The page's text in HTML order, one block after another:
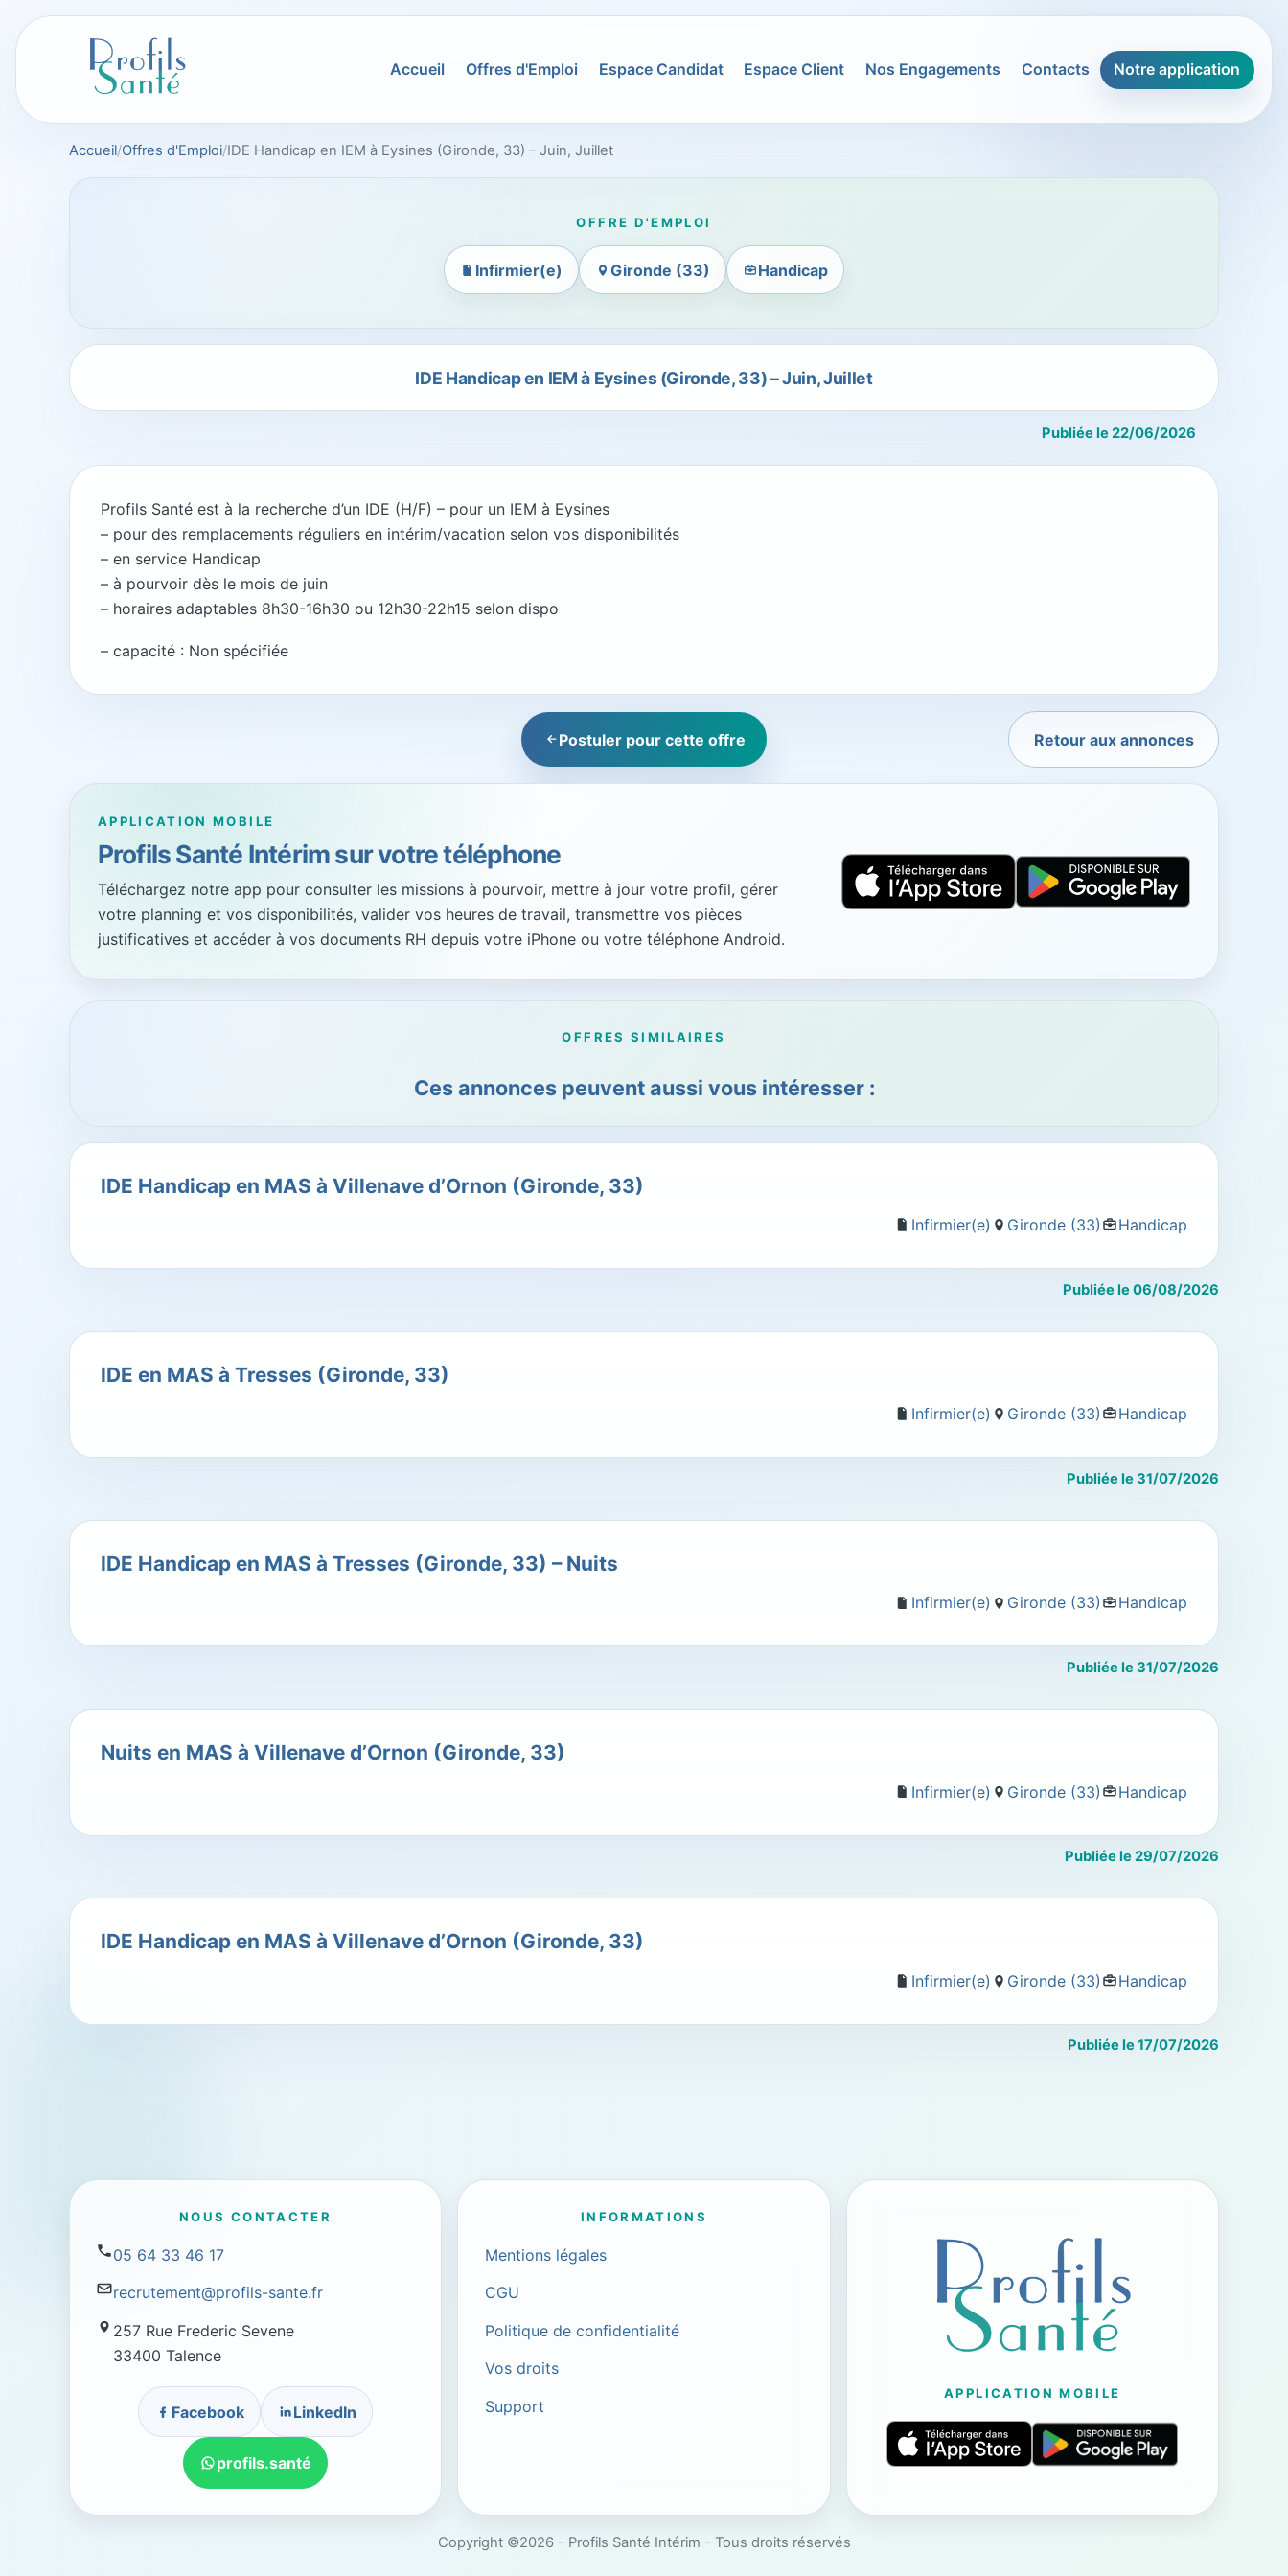
Accueil Offres d'Emploi Espace Candidat Espace Client Nos Engagements Contacts Notre application
Accueil Offres d'Emploi IDE Handicap en IEM à Eysines (Gironde, 33) – Juin, Juillet
OFFRE D'EMPLOI
Infirmier(e) Gironde (33) Handicap
IDE Handicap en IEM à Eysines (Gironde, 33) – Juin, Juillet
Publiée le 22/06/2026
Profils Santé est à la recherche d’un IDE (H/F) – pour un IEM à Eysines
– pour des remplacements réguliers en intérim/vacation selon vos disponibilités
– en service Handicap
– à pourvoir dès le mois de juin
– horaires adaptables 8h30-16h30 ou 12h30-22h15 selon dispo
– capacité : Non spécifiée
Postuler pour cette offre Retour aux annonces
APPLICATION MOBILE
Profils Santé Intérim sur votre téléphone
Téléchargez notre app pour consulter les missions à pourvoir, mettre à jour votre profil, gérer
votre planning et vos disponibilités, valider vos heures de travail, transmettre vos pièces
justificatives et accéder à vos documents RH depuis votre iPhone ou votre téléphone Android.
OFFRES SIMILAIRES
Ces annonces peuvent aussi vous intéresser :
IDE Handicap en MAS à Villenave d’Ornon (Gironde, 33)
Infirmier(e) Gironde (33) Handicap
Publiée le 06/08/2026
IDE en MAS à Tresses (Gironde, 33)
Infirmier(e) Gironde (33) Handicap
Publiée le 31/07/2026
IDE Handicap en MAS à Tresses (Gironde, 33) – Nuits
Infirmier(e) Gironde (33) Handicap
Publiée le 31/07/2026
Nuits en MAS à Villenave d’Ornon (Gironde, 33)
Infirmier(e) Gironde (33) Handicap
Publiée le 29/07/2026
IDE Handicap en MAS à Villenave d’Ornon (Gironde, 33)
Infirmier(e) Gironde (33) Handicap
Publiée le 17/07/2026
NOUS CONTACTER
05 64 33 46 17
recrutement@profils-sante.fr
257 Rue Frederic Sevene
33400 Talence
Facebook LinkedIn
profils.santé
INFORMATIONS
Mentions légales
CGU
Politique de confidentialité
Vos droits
Support
APPLICATION MOBILE
Copyright ©2026 - Profils Santé Intérim - Tous droits réservés